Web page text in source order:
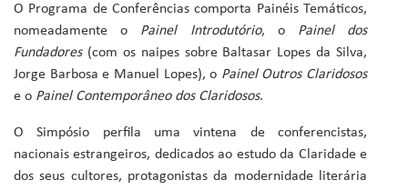
O Programa de Conferências comporta Painéis Temáticos,
nomeadamente o Painel Introdutório, o Painel dos
Fundadores(com os naipes sobre Baltasar Lopes da Silva,
Jorge Barbosa e Manuel Lopes), o Painel Outros Claridosos
e o Painel Contemporâneo dos Claridosos.
O Simpósio perfila uma vintena de conferencistas,
nacionais estrangeiros, dedicados ao estudo da Claridade e
dos seus cultores, protagonistas da modernidade literária